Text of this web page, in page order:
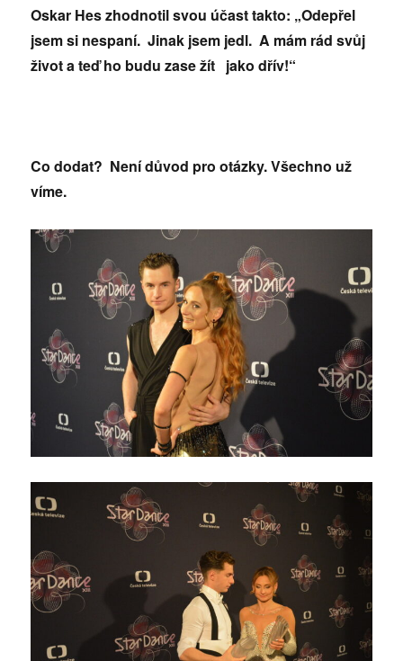
Oskar Hes zhodnotil svou účast takto: „Odepřel
jsem si nespaní. Jinak jsem jedl. A mám rád svůj
život a teď ho budu zase žít jako dřív!“
Co dodat? Není důvod pro otázky. Všechno už
víme.